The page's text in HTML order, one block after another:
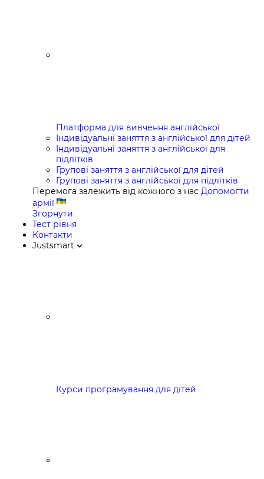
Платформа для вивчення англійської
Індивідуальні заняття з англійської для дітей
Індивідуальні заняття з англійської для
підлітків
Групові заняття з англійської для дітей
Групові заняття з англійської для підлітків
Перемога залежить від кожного з нас Допомогти
армії
Згорнути
Тест рівня
Контакти
Justsmart
Курси програмування для дітей